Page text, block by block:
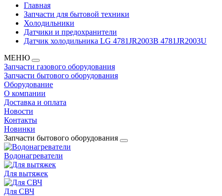
Главная
Запчасти для бытовой техники
Холодильники
Датчики и предохранители
Датчик холодильника LG 4781JR2003B 4781JR2003U
МЕНЮ
Запчасти газового оборудования
Запчасти бытового оборудования
Оборудование
О компании
Доставка и оплата
Новости
Контакты
Новинки
Запчасти бытового оборудования
Водонагреватели
Для вытяжек
Для СВЧ